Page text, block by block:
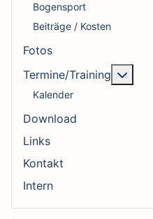
Bogensport
Beiträge / Kosten
Fotos
Termine/Training
Kalender
Download
Links
Kontakt
Intern